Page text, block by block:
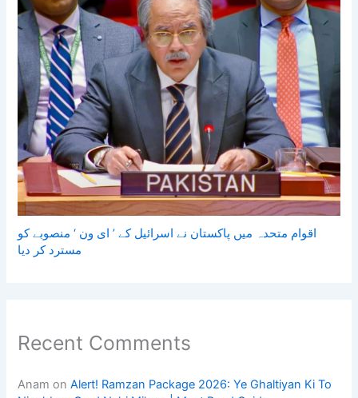
اقوام متحدہ میں پاکستان نے اسرائیل کے ’ ای ون ‘ منصوبے کو
مسترد کر دیا
Recent Comments
Anam onAlert! Ramzan Package 2026: Ye Ghaltiyan Ki To